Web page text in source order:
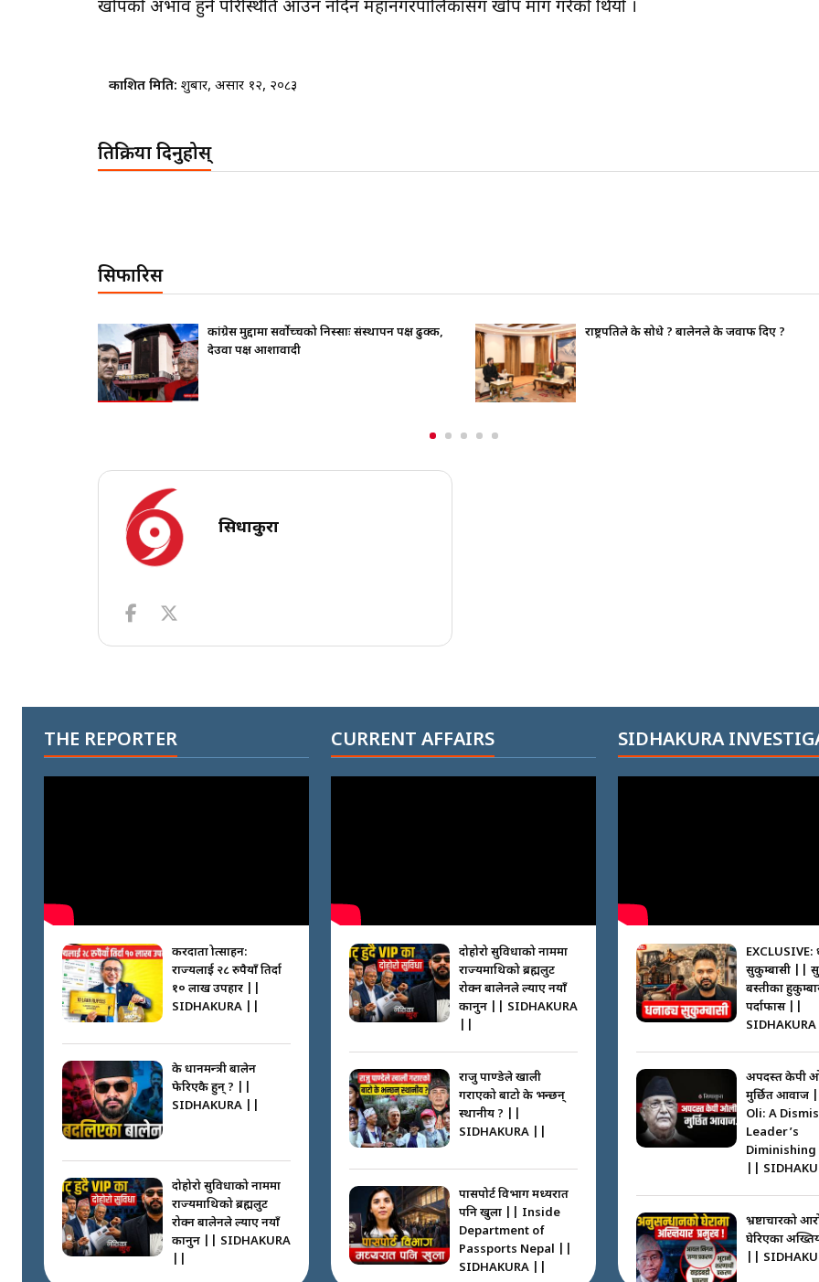
खोपको अभाव हुने परिस्थिति आउन नदिन महानगरपालिकासँग खोप माग गरेको थियो ।
प्रकाशित मिति: शुक्रबार, असार १२, २०८३
प्रतिक्रिया दिनुहोस्
सिफारिस
निस्साः संस्थापन पक्ष ढुक्क,
राष्ट्रपतिले के सोधे ? बालेनले के जवाफ दिए ?
भाइचारा खलबलाउने कुनै पनि
सिधाकुरा
THE REPORTER
करदाता प्रोत्साहन:
राज्यलाई २८ रुपैयाँ तिर्दा
१० लाख उपहार ||
SIDHAKURA ||
के प्रधानमन्त्री बालेन
फेरिएकै हुन् ? ||
SIDHAKURA ||
दोहोरो सुविधाको नाममा
राज्यमाथिको ब्रह्मलुट
रोक्न बालेनले ल्याए नयाँ
कानुन || SIDHAKURA
CURRENT AFFAIRS
दोहोरो सुविधाको नाममा
राज्यमाथिको ब्रह्मलुट
रोक्न बालेनले ल्याए नयाँ
कानुन || SIDHAKURA
राजु पाण्डेले खाली
गराएको बाटो के भन्छन्
स्थानीय ? ||
SIDHAKURA ||
पासपोर्ट विभाग मध्यरात
पनि खुला || Inside
Department of
Passports Nepal ||
SIDHAKURA ||
SIDHAKURA
EXCLUSIVE:
सुकुम्बासी ||
बस्तीका
पर्दाफास ||
SIDHAKURA
अपदस्त केपी
मुर्छित आवाज
Oli: A
Leader’s
Diminishing
||
भ्रष्टाचारको
घेरिएका
||